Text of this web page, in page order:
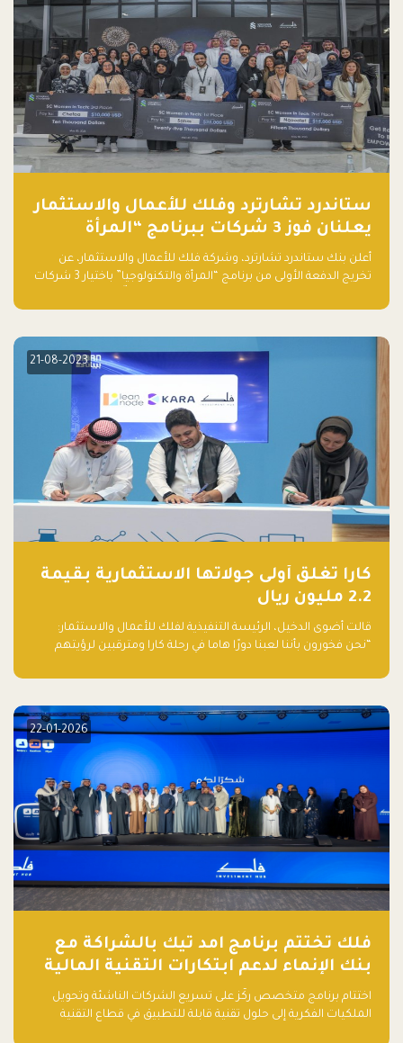
ستاندرد تشارترد وفلك للأعمال والاستثمار
يعلنان فوز 3 شركات ببرنامج “المرأة
والتكنولوجيا”
أعلن بنك ستاندرد تشارترد، وشركة فلك للأعمال والاستثمار، عن
تخريج الدفعة الأولى من برنامج “المرأة والتكنولوجيا” باختيار 3 شركات
الأعمال، اللواتي خضعن لبرنامج حاضنة مدته 8 أسابيع، أفكاراً مبتكرة
21-08-2023
كارا تغلق أولى جولاتها الاستثمارية بقيمة
2.2 مليون ريال
قالت أضوى الدخيل، الرئيسة التنفيذية لفلك للأعمال والاستثمار:
“نحن فخورون بأننا لعبنا دورًا هاما في رحلة كارا ومترقبين لرؤيتهم
جيدًا لكوكبنا فحسب، بل إنه جيد أيضًا للأعمال”.
22-01-2026
فلك تختتم برنامج امد تيك بالشراكة مع
بنك الإنماء لدعم ابتكارات التقنية المالية
اختتام برنامج متخصص ركّز على تسريع الشركات الناشئة وتحويل
الملكيات الفكرية إلى حلول تقنية قابلة للتطبيق في قطاع التقنية